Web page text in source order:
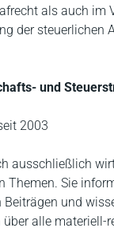
als auch im
der steuerlichen
und
2003
ausschließlich
Themen. Sie
Beiträgen und
alle materiell-